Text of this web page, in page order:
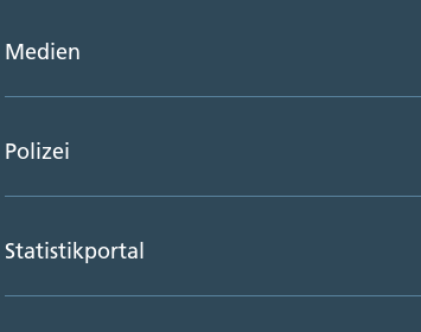
Medien
Polizei
Statistikportal